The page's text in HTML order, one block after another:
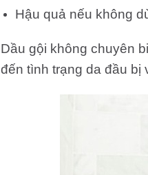
Hậu quả nếu không
Dầu gội không chuyên
đến tình trạng da đầu bị